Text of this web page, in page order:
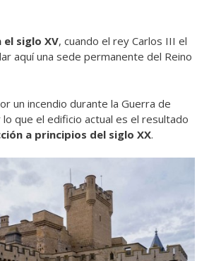
siglo XV, cuando el rey Carlos III el
aquí una sede permanente del Reino
un incendio durante la Guerra de
que el edificio actual es el resultado
a principios del siglo XX.